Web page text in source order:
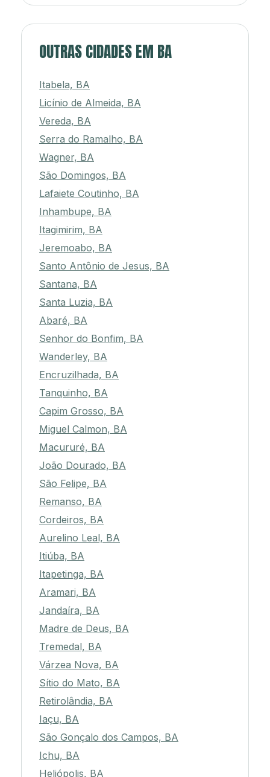
OUTRAS CIDADES EM BA
Itabela, BA
Licínio de Almeida, BA
Vereda, BA
Serra do Ramalho, BA
Wagner, BA
São Domingos, BA
Lafaiete Coutinho, BA
Inhambupe, BA
Itagimirim, BA
Jeremoabo, BA
Santo Antônio de Jesus, BA
Santana, BA
Santa Luzia, BA
Abaré, BA
Senhor do Bonfim, BA
Wanderley, BA
Encruzilhada, BA
Tanquinho, BA
Capim Grosso, BA
Miguel Calmon, BA
Macururé, BA
João Dourado, BA
São Felipe, BA
Remanso, BA
Cordeiros, BA
Aurelino Leal, BA
Itiúba, BA
Itapetinga, BA
Aramari, BA
Jandaíra, BA
Madre de Deus, BA
Tremedal, BA
Várzea Nova, BA
Sítio do Mato, BA
Retirolândia, BA
Iaçu, BA
São Gonçalo dos Campos, BA
Ichu, BA
Heliópolis, BA